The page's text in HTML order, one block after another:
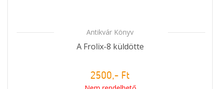
Antikvár Könyv
A Frolix-8 küldötte
2500,- Ft